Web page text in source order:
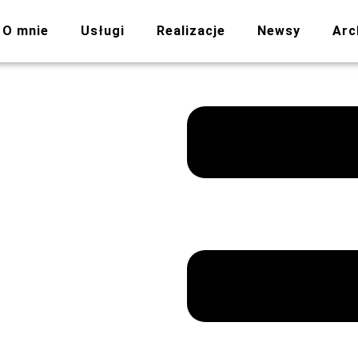
O mnie Usługi Realizacje Newsy